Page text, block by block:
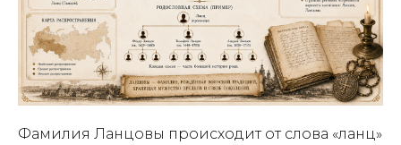
Фамилия Ланцовы происходит от слова «ланц»